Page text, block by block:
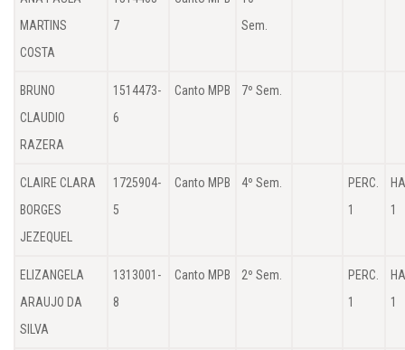
MARTINS
COSTA
7
Sem.
BRUNO
CLAUDIO
RAZERA
1514473-
6
Canto MPB 7º Sem.
CLAIRE CLARA
BORGES
JEZEQUEL
1725904-
5
Canto MPB 4º Sem.
PERC.
1
1
ELIZANGELA
ARAUJO DA
SILVA
1313001-
8
Canto MPB 2º Sem.
PERC.
1
1